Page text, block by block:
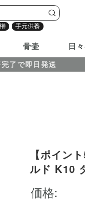
了で即日発送
榊 手元供養
骨壷 日
【ポイント5
ルド K10
Jewelry
遺灰 骨入
価格: